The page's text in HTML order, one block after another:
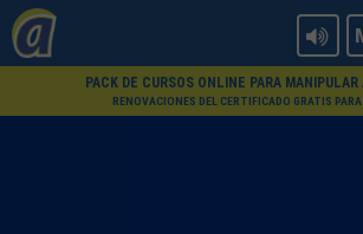
PACK DE CURSOS ONLINE PARA
RENOVACIONES DEL CERTIFICADO GRATIS